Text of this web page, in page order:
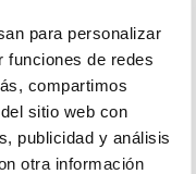
para personalizar
funciones de redes
compartimos
sitio web con
publicidad y análisis
otra información